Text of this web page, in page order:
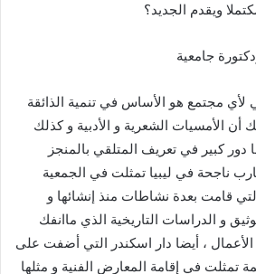
ويقدم الجديد؟
جامعية
لأي مجتمع هو الأساس في تنمية الذائقة
أن الأمسيات الشعرية و الأدبية و كذلك
دور كبير في تعريف المتلقي بالمنجز
ناجحة في ليبيا تمثلت في الجمعية
التي قامت بعدة نشاطات منذ إنشائها و
و الدراسات التاريخية الذي ماانفك
، أيضا دار اسكندر التي أضفت على
تمثلت في إقامة المعارض الفنية و مثلها